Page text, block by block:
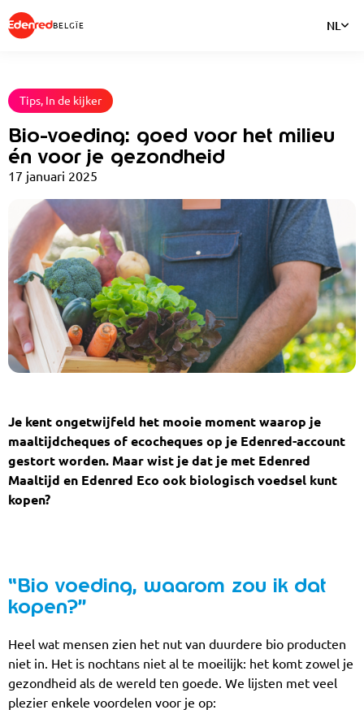
BELGÏE NL
Tips, In de kijker
Bio-voeding: goed voor het milieu
én voor je gezondheid
17 januari 2025
Je kent ongetwijfeld het mooie moment waarop je
maaltijdcheques of ecocheques op je Edenred-account
gestort worden. Maar wist je dat je met Edenred
Maaltijd en Edenred Eco ook biologisch voedsel kunt
kopen?
“Bio voeding, waarom zou ik dat
kopen?”
Heel wat mensen zien het nut van duurdere bio producten
niet in. Het is nochtans niet al te moeilijk: het komt zowel je
gezondheid als de wereld ten goede. We lijsten met veel
plezier enkele voordelen voor je op: